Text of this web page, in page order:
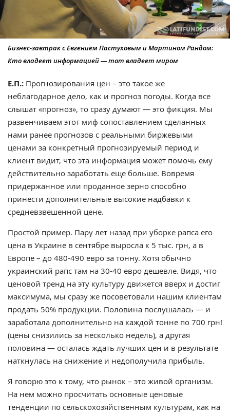
Бизнес-завтрак с Евгением Пастуховым и Мартином Рандом:
Кто владеет информацией — тот владеет миром
Е.П.: Прогнозирования цен – это такое же
неблагодарное дело, как и прогноз погоды. Когда все
слышат «прогноз», то сразу думают — это фикция. Мы
развенчиваем этот миф сопоставлением сделанных
нами ранее прогнозов с реальными биржевыми
ценами за конкретный прогнозируемый период и
клиент видит, что эта информация может помочь ему
действительно заработать еще больше. Вовремя
придержанное или проданное зерно способно
принести дополнительные высокие надбавки к
средневзвешенной цене.
Простой пример. Пару лет назад при уборке рапса его
цена в Украине в сентябре выросла к 5 тыс. грн, а в
Европе – до 480-490 евро за тонну. Хотя обычно
украинский рапс там на 30-40 евро дешевле. Видя, что
ценовой тренд на эту культуру движется вверх и достиг
максимума, мы сразу же посоветовали нашим клиентам
продать 50% продукции. Половина послушалась — и
заработала дополнительно на каждой тонне по 700 грн!
(цены снизились за несколько недель), а другая
половина — осталась ждать лучших цен и в результате
наткнулась на снижение и недополучила прибыль.
Я говорю это к тому, что рынок – это живой организм.
На нем можно просчитать основные ценовые
тенденции по сельскохозяйственным культурам, как на